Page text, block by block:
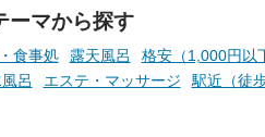
、湯あが
相談でき
を厳選しました。
ーマから探す
食事処 露天風呂 格安（1,000円以
呂 エステ・マッサージ 駅近（徒